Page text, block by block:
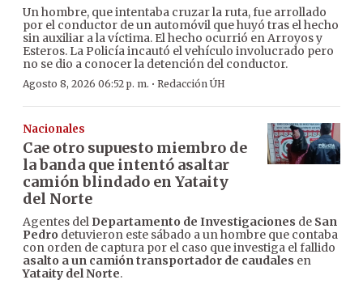
Un hombre, que intentaba cruzar la ruta, fue arrollado
por el conductor de un automóvil que huyó tras el hecho
sin auxiliar a la víctima. El hecho ocurrió en Arroyos y
Esteros. La Policía incautó el vehículo involucrado pero
no se dio a conocer la detención del conductor.
Agosto 8, 2026 06:52 p. m. · Redacción ÚH
Nacionales
Cae otro supuesto miembro de
la banda que intentó asaltar
camión blindado en Yataity
del Norte
Agentes del Departamento de Investigaciones de San
Pedro detuvieron este sábado a un hombre que contaba
con orden de captura por el caso que investiga el fallido
asalto a un camión transportador de caudales en
Yataity del Norte.